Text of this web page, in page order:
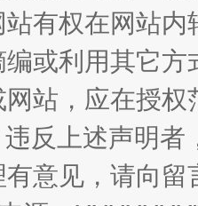
工作
有权在网站
或利用其它
站，应在授
违反上述声明
意见，请向